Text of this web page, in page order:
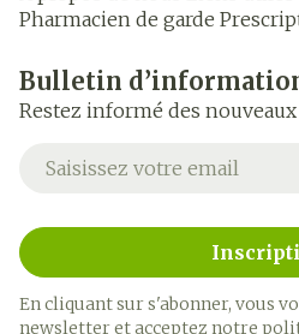
Pharmacien de garde
Bulletin
Restez informé des
Adresse mail
En cliquant sur s'abonner, vous
newsletter et acceptez notre